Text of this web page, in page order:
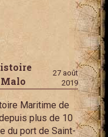
27 août
2019
Maritime de
plus de 10
du port de Saint-